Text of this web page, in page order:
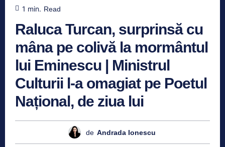
1 min. Read
Raluca Turcan, surprinsă cu
mâna pe colivă la mormântul
lui Eminescu | Ministrul
Culturii l-a omagiat pe Poetul
Național, de ziua lui
de Andrada Ionescu